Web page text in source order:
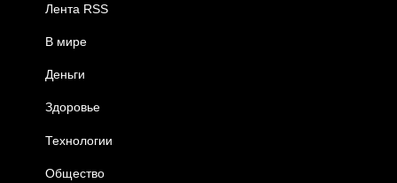
Лента RSS
В мире
Деньги
Здоровье
Технологии
Общество